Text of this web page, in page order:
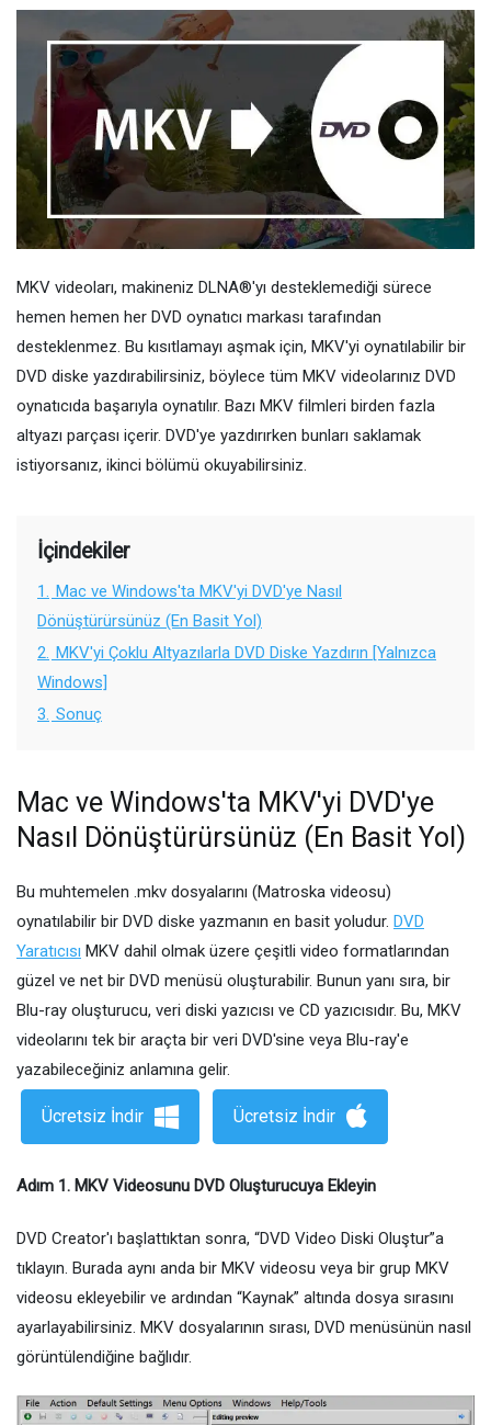
MKV videoları, makineniz DLNA®'yı desteklemediği sürece
hemen hemen her DVD oynatıcı markası tarafından
desteklenmez. Bu kısıtlamayı aşmak için, MKV'yi oynatılabilir bir
DVD diske yazdırabilirsiniz, böylece tüm MKV videolarınız DVD
oynatıcıda başarıyla oynatılır. Bazı MKV filmleri birden fazla
altyazı parçası içerir. DVD'ye yazdırırken bunları saklamak
istiyorsanız, ikinci bölümü okuyabilirsiniz.
İçindekiler
1. Mac ve Windows'ta MKV'yi DVD'ye Nasıl
Dönüştürürsünüz (En Basit Yol)
2. MKV'yi Çoklu Altyazılarla DVD Diske Yazdırın [Yalnızca
Windows]
3. Sonuç
Mac ve Windows'ta MKV'yi DVD'ye
Nasıl Dönüştürürsünüz (En Basit Yol)
Bu muhtemelen .mkv dosyalarını (Matroska videosu)
oynatılabilir bir DVD diske yazmanın en basit yoludur. DVD
Yaratıcısı MKV dahil olmak üzere çeşitli video formatlarından
güzel ve net bir DVD menüsü oluşturabilir. Bunun yanı sıra, bir
Blu-ray oluşturucu, veri diski yazıcısı ve CD yazıcısıdır. Bu, MKV
videolarını tek bir araçta bir veri DVD'sine veya Blu-ray'e
yazabileceğiniz anlamına gelir.
Ücretsiz İndir Ücretsiz İndir
Adım 1. MKV Videosunu DVD Oluşturucuya Ekleyin
DVD Creator'ı başlattıktan sonra, “DVD Video Diski Oluştur”a
tıklayın. Burada aynı anda bir MKV videosu veya bir grup MKV
videosu ekleyebilir ve ardından “Kaynak” altında dosya sırasını
ayarlayabilirsiniz. MKV dosyalarının sırası, DVD menüsünün nasıl
görüntülendiğine bağlıdır.